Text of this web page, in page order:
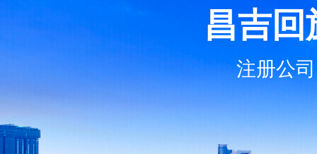
昌吉
注册公